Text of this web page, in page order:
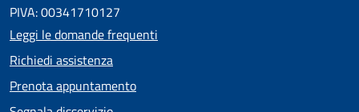
PIVA: 00341710127
Leggi le domande frequenti
Richiedi assistenza
Prenota appuntamento